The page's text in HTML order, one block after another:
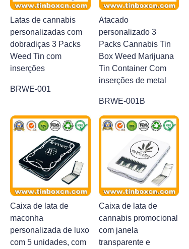
Latas de cannabis
personalizadas com
dobradiças 3 Packs
Weed Tin com
inserções
BRWE-001
Atacado
personalizado 3
Packs Cannabis Tin
Box Weed Marijuana
Tin Container Com
inserções de metal
BRWE-001B
Caixa de lata de
maconha
personalizada de luxo
com 5 unidades, com
Caixa de lata de
cannabis promocional
com janela
transparente e